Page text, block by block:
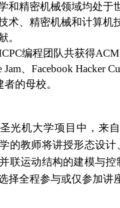
和精密机械领域均处
术、精密机械和计算
。
编程团队共获得
Jam、 Facebook Hacker
者的母校。
光机大学项目中，来
的教师将讲授形态设
联运动结构的建模与
择全程参与或仅参加讲